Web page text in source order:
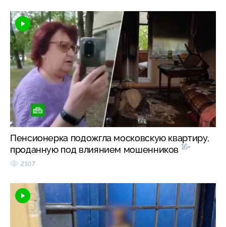
Пенсионерка подожгла московскую квартиру,
проданную под влиянием мошенников 16+
2107